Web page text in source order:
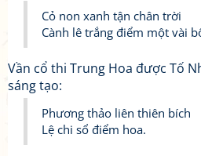
Cỏ non xanh tận chân trời
Cành lê trắng điểm một vài
Vần cổ thi Trung Hoa được Tố
sáng tạo:
Phương thảo liên thiên bích
Lệ chi sổ điểm hoa.